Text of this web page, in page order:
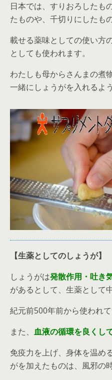
日本では、すりおろしたも
たものや、千切りにしたも
載せる薬味としての使い方
としても使われます。
わたしも母からさんまの煮
一緒にしょうがを入れるよ
【生薬としてのしょうが】
しょうがは発散作用・吐き
があるとして、生薬として
紀元前500年前から使われて
また、 血液の循環を良くし
免疫力を上げ、身体を温め
がを加えたものは、風邪の